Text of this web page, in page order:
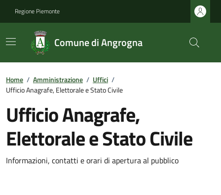
Regione Piemonte
Comune di Angrogna
Home / Amministrazione / Uffici /
Ufficio Anagrafe, Elettorale e Stato Civile
Ufficio Anagrafe,
Elettorale e Stato Civile
Informazioni, contatti e orari di apertura al pubblico